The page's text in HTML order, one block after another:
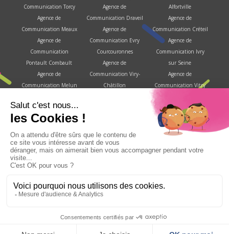
Communication Torcy
Agence de
Communication Meaux
Agence de
Communication
Pontault Combault
Agence de
Communication Melun
Communication
Savigny le temple
Communication
Fontainebleau
Agence de
Agence de
Communication Draveil
Agence de
Communication Evry
Courcouronnes
Agence de
Communication Viry-
Châtillon
Communication Corbeil
Essonnes
Alfortville
Agence de
Communication Créteil
Agence de
Communication Ivry
sur Seine
Agence de
Communication Vitry
Agence de
Communication
Villejuif
Communication Choisy
Copyright GenContact 2008 - 2026 | Tous droits réservés